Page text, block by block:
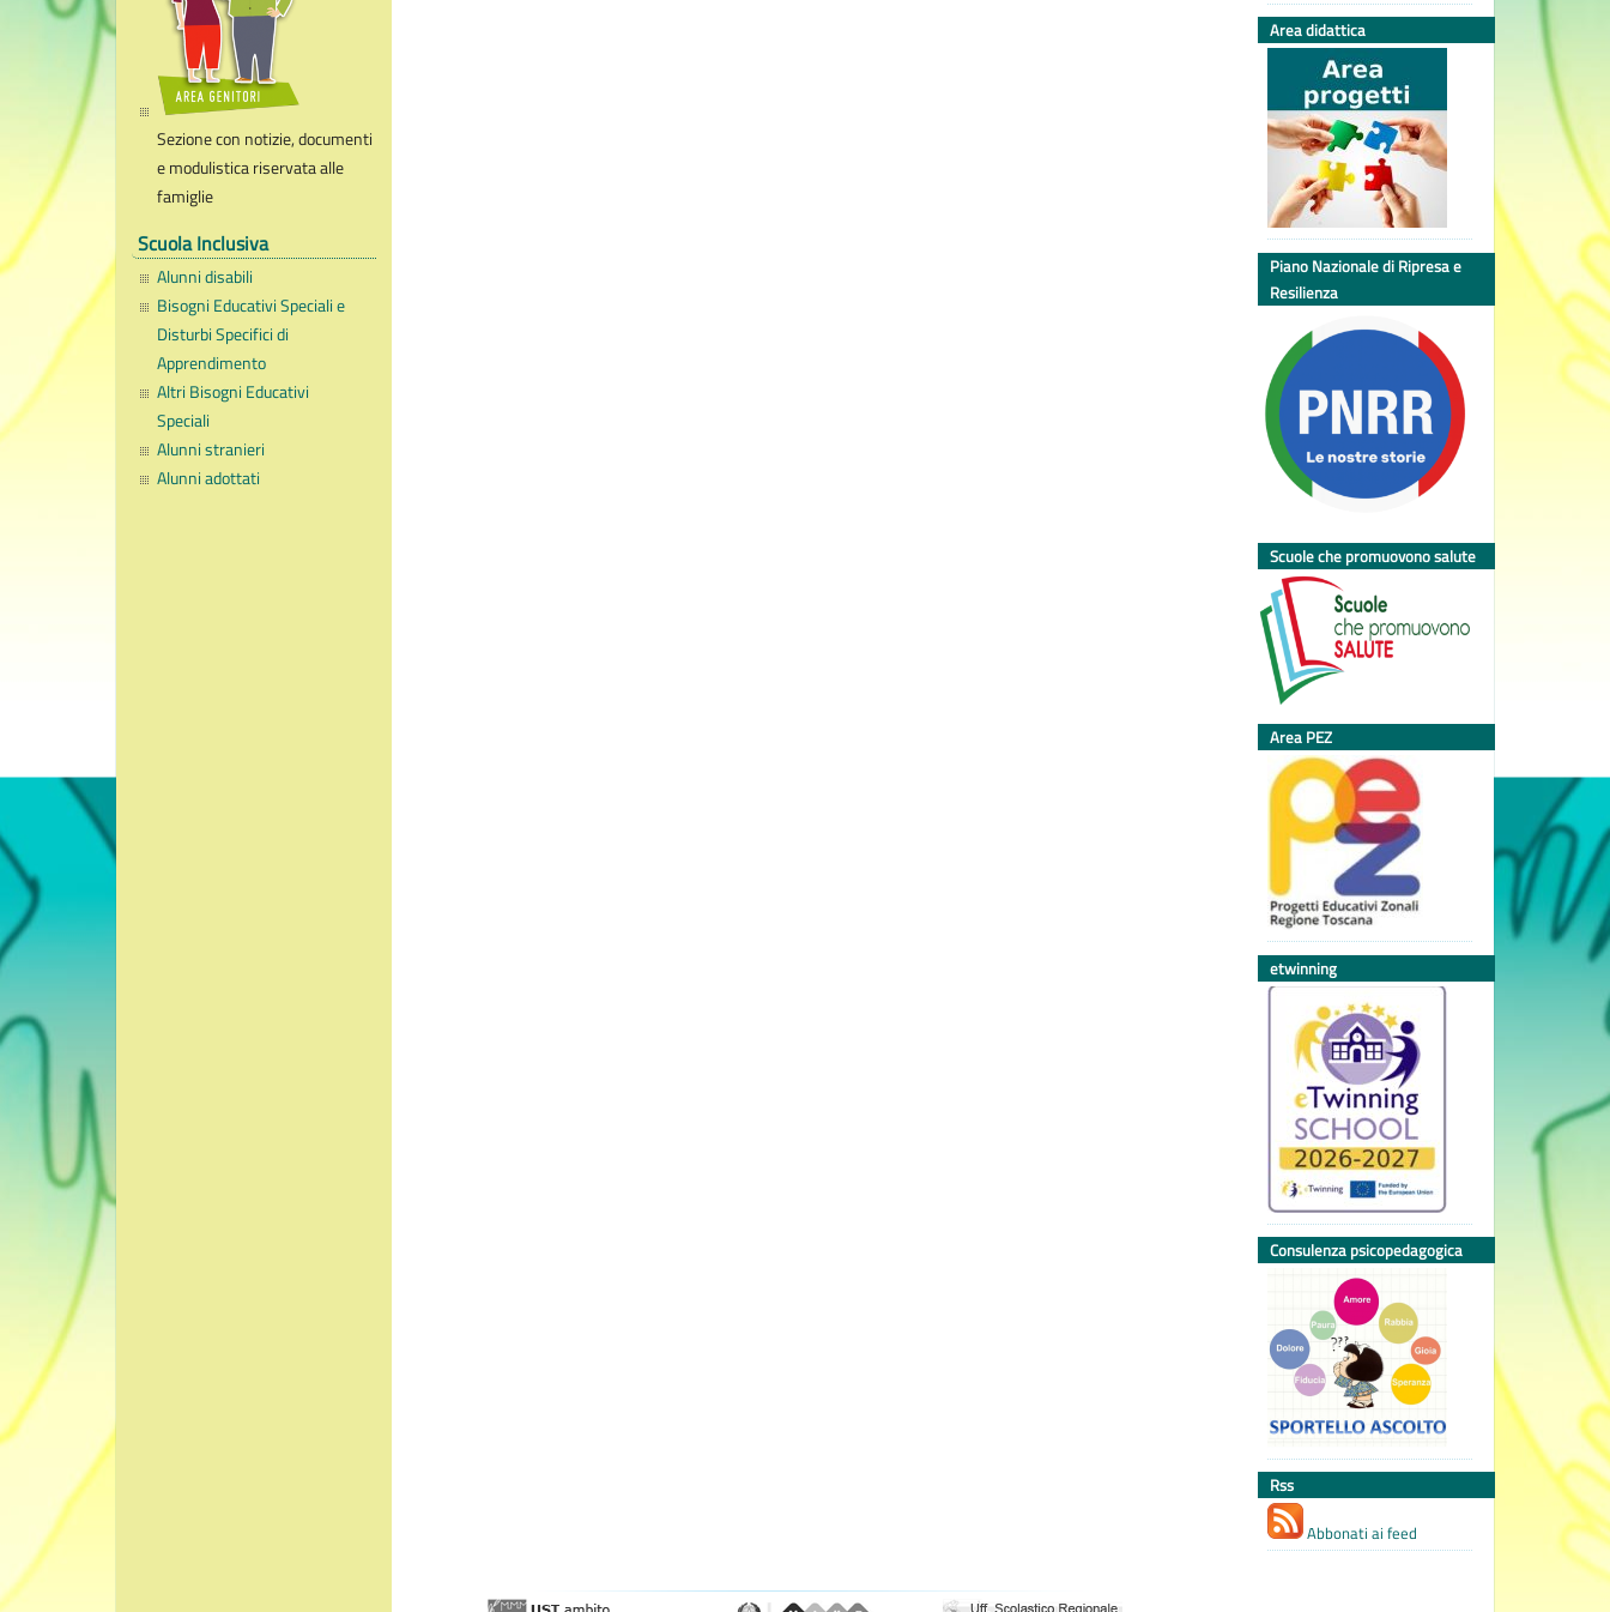
Sezione con notizie, documenti
e modulistica riservata alle
famiglie
Scuola Inclusiva
Alunni disabili
Bisogni Educativi Speciali e
Disturbi Specifici di
Apprendimento
Altri Bisogni Educativi
Speciali
Alunni stranieri
Alunni adottati
Area didattica
Piano Nazionale di Ripresa e
Resilienza
Scuole che promuovono salute
Area PEZ
etwinning
Consulenza psicopedagogica
Rss
Abbonati ai feed